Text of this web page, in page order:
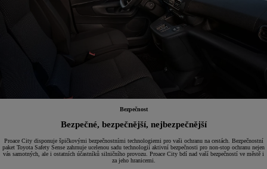
Bezpečnost
Bezpečné, bezpečnější, nejbezpečnější
Proace City disponuje špičkovými bezpečnostními technologiemi pro vaši ochranu na cestách. Bezpečnostní
paket Toyota Safety Sense zahrnuje ucelenou sadu technologií aktivní bezpečnosti pro non-stop ochranu nejen
vás samotných, ale i ostatních účastníků silničního provozu. Proace City bdí nad vaší bezpečností ve městě i
za jeho hranicemi.